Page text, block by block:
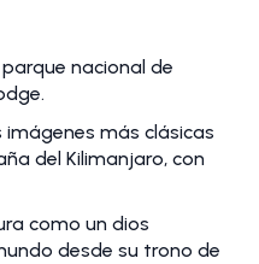
nacional de
imágenes más clásicas
del Kilimanjaro, con
como un dios
desde su trono de